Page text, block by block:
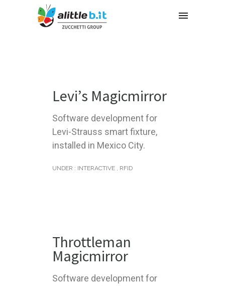
Levi’s Magicmirror
Software development for
Levi-Strauss smart fixture,
installed in Mexico City.
UNDER : INTERACTIVE , RFID
Throttleman
Magicmirror
Software development for